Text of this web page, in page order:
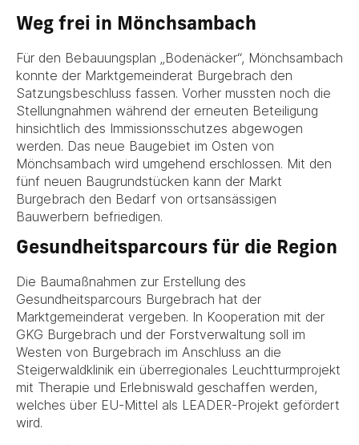
Weg frei in Mönchsambach
Für den Bebauungsplan „Bodenäcker“, Mönchsambach
konnte der Marktgemeinderat Burgebrach den
Satzungsbeschluss fassen. Vorher mussten noch die
Stellungnahmen während der erneuten Beteiligung
hinsichtlich des Immissionsschutzes abgewogen
werden. Das neue Baugebiet im Osten von
Mönchsambach wird umgehend erschlossen. Mit den
fünf neuen Baugrundstücken kann der Markt
Burgebrach den Bedarf von ortsansässigen
Bauwerbern befriedigen.
Gesundheitsparcours für die Region
Die Baumaßnahmen zur Erstellung des
Gesundheitsparcours Burgebrach hat der
Marktgemeinderat vergeben. In Kooperation mit der
GKG Burgebrach und der Forstverwaltung soll im
Westen von Burgebrach im Anschluss an die
Steigerwaldklinik ein überregionales Leuchtturmprojekt
mit Therapie und Erlebniswald geschaffen werden,
welches über EU-Mittel als LEADER-Projekt gefördert
wird.